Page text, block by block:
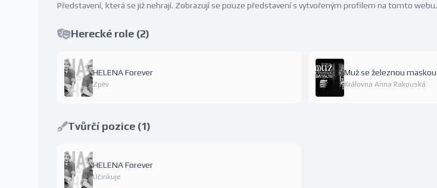
Představení, která se již nehrají. Zobrazují se pouze představení s vytvořeným profilem na tomto webu.
Herecké role (2)
HELENA Forever
Zpěv
Muž se železnou maskou
Královna Anna Rakouská
Tvůrčí pozice (1)
HELENA Forever
Účinkuje